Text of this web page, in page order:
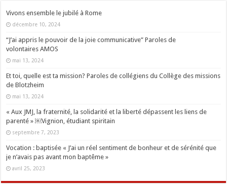
Vivons ensemble le jubilé à Rome
décembre 10, 2024
“J’ai appris le pouvoir de la joie communicative” Paroles de
volontaires AMOS
mai 13, 2024
Et toi, quelle est ta mission? Paroles de collégiens du Collège des missions
de Blotzheim
mai 13, 2024
« Aux JMJ, la fraternité, la solidarité et la liberté dépassent les liens de
parenté » ￼Vignion, étudiant spiritain
septembre 7, 2023
Vocation : baptisée « J’ai un réel sentiment de bonheur et de sérénité que
je n’avais pas avant mon baptême »
avril 25, 2023